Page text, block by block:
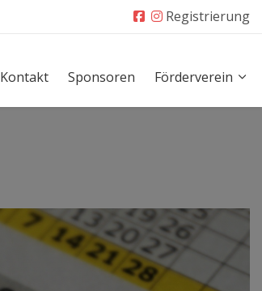
Registrierung
Kontakt Sponsoren Förderverein